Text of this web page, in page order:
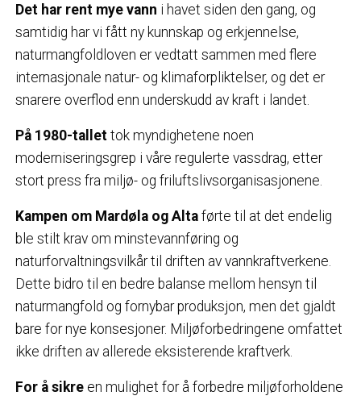
Det har rent mye vann i havet siden den gang, og
samtidig har vi fått ny kunnskap og erkjennelse,
naturmangfoldloven er vedtatt sammen med flere
internasjonale natur- og klimaforpliktelser, og det er
snarere overflod enn underskudd av kraft i landet.
På 1980-tallet tok myndighetene noen
moderniseringsgrep i våre regulerte vassdrag, etter
stort press fra miljø- og friluftslivsorganisasjonene.
Kampen om Mardøla og Alta førte til at det endelig
ble stilt krav om minstevannføring og
naturforvaltningsvilkår til driften av vannkraftverkene.
Dette bidro til en bedre balanse mellom hensyn til
naturmangfold og fornybar produksjon, men det gjaldt
bare for nye konsesjoner. Miljøforbedringene omfattet
ikke driften av allerede eksisterende kraftverk.
For å sikre en mulighet for å forbedre miljøforholdene